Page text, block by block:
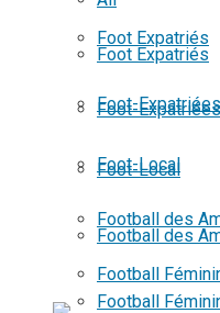
Foot Expatriés
Foot-Expatriées
Foot-Local
Football des
Football
Foot Expatriés
Foot-Expatriées
Foot-Local
Football des
Football